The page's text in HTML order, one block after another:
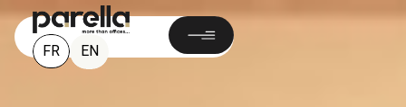
FR EN